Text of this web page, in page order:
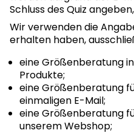
Schluss des Quiz
Wir verwenden die
erhalten haben,
eine Größenberatung
Produkte;
eine Größenberatung
einmaligen E-Mail;
eine Größenberatung
unserem Webshop;